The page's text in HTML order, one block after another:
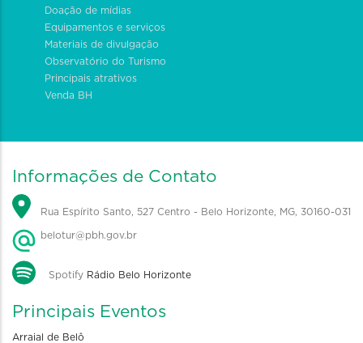
Doação de mídias
Equipamentos e serviços
Materiais de divulgação
Observatório do Turismo
Principais atrativos
Venda BH
Informações de Contato
Rua Espírito Santo, 527 Centro - Belo Horizonte, MG, 30160-031
belotur@pbh.gov.br
Spotify Rádio Belo Horizonte
Principais Eventos
Arraial de Belô